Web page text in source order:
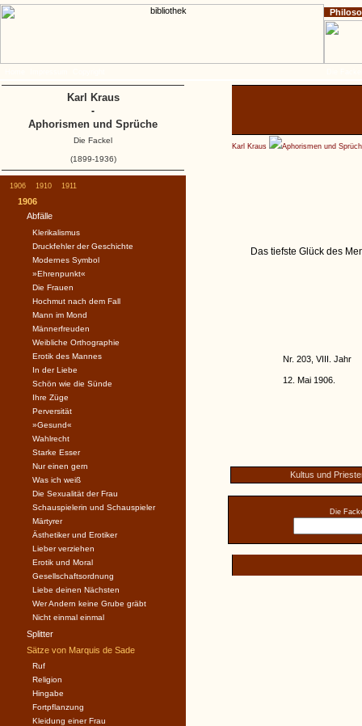
Karl Kraus Aphorismen und
Das tiefste Glück des
Nr. 203, VIII. Jahr
12. Mai 1906.
Kultus und
Die
1906 1910 1911
1906
Abfälle
Klerikalismus
Druckfehler der Geschichte
Modernes Symbol
»Ehrenpunkt«
Die Frauen
Hochmut nach dem Fall
Mann im Mond
Männerfreuden
Weibliche Orthographie
Erotik des Mannes
In der Liebe
Schön wie die Sünde
Ihre Züge
Perversität
»Gesund«
Wahlrecht
Starke Esser
Nur einen gern
Was ich weiß
Die Sexualität der Frau
Schauspielerin und Schauspieler
Märtyrer
Ästhetiker und Erotiker
Lieber verziehen
Erotik und Moral
Gesellschaftsordnung
Liebe deinen Nächsten
Wer Andern keine Grube gräbt
Nicht einmal einmal
Splitter
Sätze von Marquis de Sade
Ruf
Religion
Hingabe
Fortpflanzung
Kleidung einer Frau
Karl Kraus
-
Aphorismen und Sprüche
Die Fackel
(1899-1936)